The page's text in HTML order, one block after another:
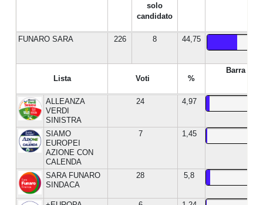
solo
candidato
FUNARO SARA 226 8 44,75
Lista Voti %
Barra %
ALLEANZA
VERDI
SINISTRA
24 4,97
SIAMO
EUROPEI
AZIONE CON
CALENDA
7 1,45
SARA FUNARO
SINDACA
28 5,8